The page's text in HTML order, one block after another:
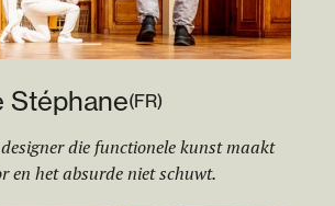
Stéphane(FR)
die functionele kunst maakt
en het absurde niet schuwt.